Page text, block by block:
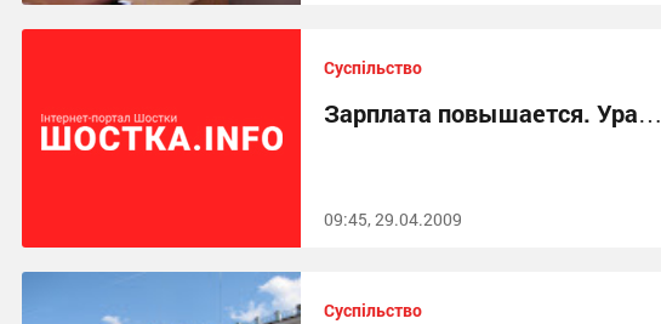
Суспільство
Зарплата повышается. Ура…
09:45, 29.04.2009
Суспільство